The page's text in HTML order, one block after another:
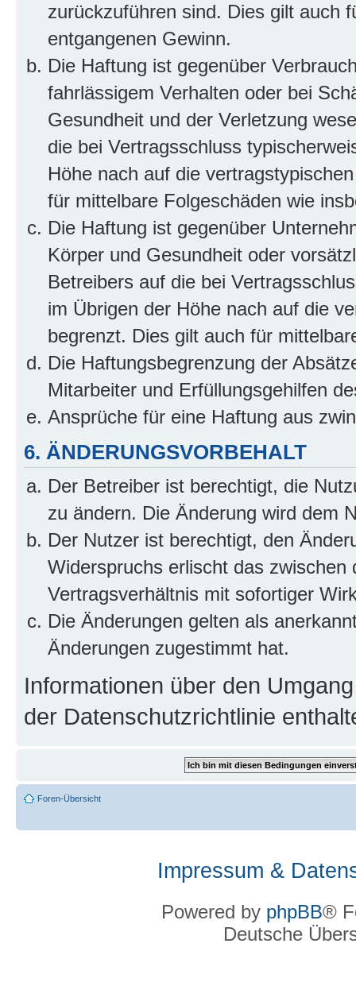
zurückzuführen sind. Dies gilt auch
entgangenen Gewinn.
Die Haftung ist gegenüber
fahrlässigem Verhalten oder bei
Gesundheit und der Verletzung
die bei Vertragsschluss
Höhe nach auf die
für mittelbare Folgeschäden wie
Die Haftung ist gegenüber
Körper und Gesundheit oder
Betreibers auf die bei
im Übrigen der Höhe nach auf die
begrenzt. Dies gilt auch für
Die Haftungsbegrenzung der
Mitarbeiter und Erfüllungsgehilfen
Ansprüche für eine Haftung aus
6. ÄNDERUNGSVORBEHALT
Der Betreiber ist berechtigt, die
zu ändern. Die Änderung wird dem
Der Nutzer ist berechtigt, den
Widerspruchs erlischt das
Vertragsverhältnis mit sofortiger
Die Änderungen gelten als
Änderungen zugestimmt hat.
Informationen über den
der Datenschutzrichtlinie
Foren-Übersicht
Impressum &
Powered by phpBB®
Deutsche